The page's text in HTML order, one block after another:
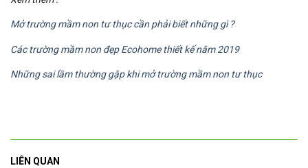
Mở trường mầm non tư thục cần phải biết những gì ?
Các trường mầm non đẹp Ecohome thiết kế năm 2019
Những sai lầm thường gặp khi mở trường mầm non tư thục
LIÊN QUAN